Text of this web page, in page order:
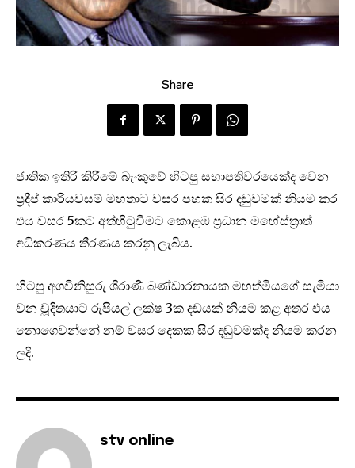
Share
ජාතික ඉතිරි කිරීමේ බැංකුවේ හිටපු සභාපතිවරයෙක්ද වෙන
ප්‍රදීප් කාරියවසම් මහතාට වසර පහක සිර දඬුවමක් නියම කර
එය වසර 5කට අත්හිටුවීමට කොළඹ ප්‍රධාන මහේස්ත්‍රාත්
අධිකරණය තීරණය කරනු ලැබිය.
හිටපු අගවිනිසුරු ශිරාණි බණ්ඩාරනායක මහත්මියගේ සැමියා
වන චූදිතයාට රුපියල් ලක්ෂ 3ක දඬයක් නියම කළ අතර එය
නොගෙවන්නේ නම් වසර දෙකක සිර දඬුවමක්ද නියම කරන
ලදි.
stv online